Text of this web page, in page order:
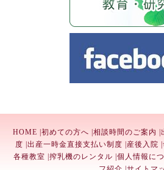
HOME |初めての方へ |相談時間のご案内 |
度 |出産一時金直接支払い制度 |産後入院 |
各種教室 |搾乳機のレンタル |個人情報に